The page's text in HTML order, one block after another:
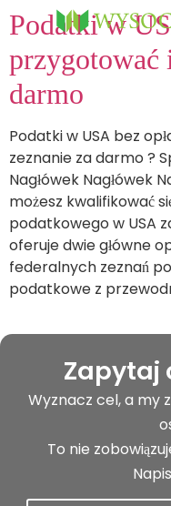
Podatki w
przygotować
darmo
Podatki w USA bez
zeznanie za darmo ?
Nagłówek Nagłówek
możesz kwalifikować
podatkowego w USA
oferuje dwie główne
federalnych zeznań
podatkowe z
Zapytaj
Wyznacz cel, a my
To nie